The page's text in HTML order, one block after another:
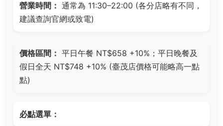
營業時間： 通常為 11:30–22:00 (各分店略有不同，
建議查詢官網或致電)
價格區間： 平日午餐 NT$658 +10%；平日晚餐及
假日全天 NT$748 +10% (臺茂店價格可能略高一點
點)
必點選單：